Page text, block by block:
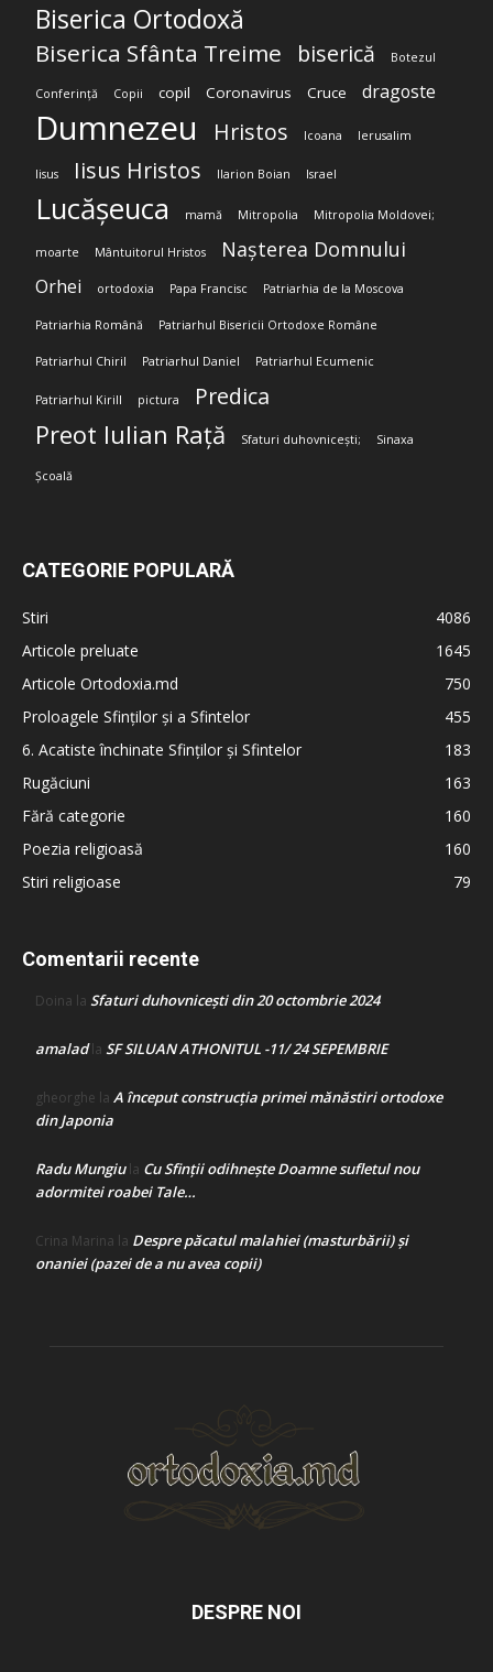
Biserica Ortodoxă
Biserica Sfânta Treime biserică Botezul
Conferință Copii copil Coronavirus Cruce dragoste
Dumnezeu Hristos Icoana Ierusalim
Iisus Iisus Hristos Ilarion Boian Israel
Lucășeuca mamă Mitropolia Mitropolia Moldovei;
moarte Mântuitorul Hristos Nașterea Domnului
Orhei ortodoxia Papa Francisc Patriarhia de la Moscova
Patriarhia Română Patriarhul Bisericii Ortodoxe Române
Patriarhul Chiril Patriarhul Daniel Patriarhul Ecumenic
Patriarhul Kirill pictura Predica
Preot Iulian Rață Sfaturi duhovnicești; Sinaxa
Școală
CATEGORIE POPULARĂ
Stiri
4086
Articole preluate
1645
Articole Ortodoxia.md
750
Proloagele Sfinților și a Sfintelor
455
6. Acatiste închinate Sfinților și Sfintelor
183
Rugăciuni
163
Fără categorie
160
Poezia religioasă
160
Stiri religioase
79
Comentarii recente
Doina la Sfaturi duhovnicești din 20 octombrie 2024
amaladla SF SILUAN ATHONITUL -11/ 24 SEPEMBRIE
gheorghe la A început construcţia primei mănăstiri ortodoxe
din Japonia
Radu Mungiula Cu Sfinții odihnește Doamne sufletul nou
adormitei roabei Tale…
Crina Marina la Despre păcatul malahiei (masturbării) şi
onaniei (pazei de a nu avea copii)
DESPRE NOI